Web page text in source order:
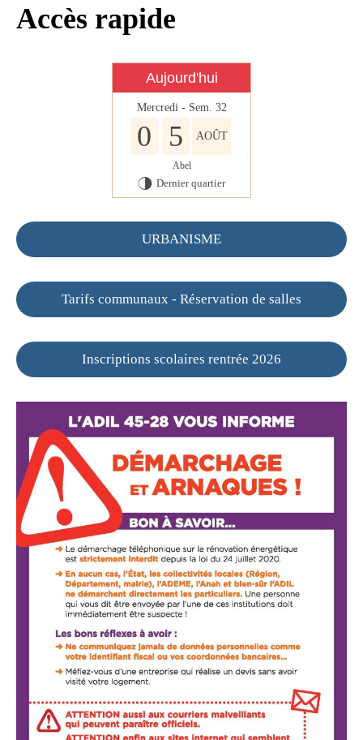
Faverolles dans la presse
Faverolles Infos – Format
Séjourner à Faverolles
Nos Partenaires
Accès rapide
Aujourd'hui
Mercredi - Sem. 32
0 5 AOÛT
Abel
T Dernier quartier
URBANISME
Tarifs communaux - Réservation de salles
Inscriptions scolaires rentrée 2026